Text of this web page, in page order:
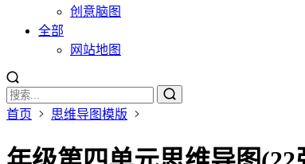
创意脑图
全部
网站地图
首页 思维导图模版